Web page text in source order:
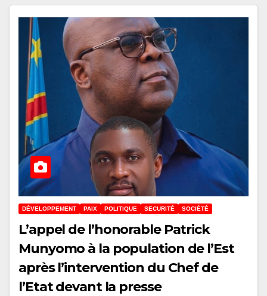
DÉVELOPPEMENT PAIX POLITIQUE SECURITÉ SOCIÉTÉ
L’appel de l’honorable Patrick
Munyomo à la population de l’Est
après l’intervention du Chef de
l’Etat devant la presse